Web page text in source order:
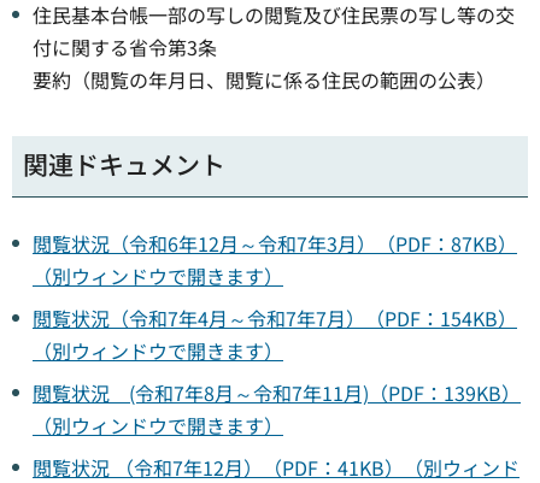
住民基本台帳一部の写しの閲覧及び住民票の写し等の交
付に関する省令第3条
要約（閲覧の年月日、閲覧に係る住民の範囲の公表）
関連ドキュメント
閲覧状況（令和6年12月～令和7年3月）（PDF：87KB）
（別ウィンドウで開きます）
閲覧状況（令和7年4月～令和7年7月）（PDF：154KB）
（別ウィンドウで開きます）
閲覧状況 (令和7年8月～令和7年11月)（PDF：139KB）
（別ウィンドウで開きます）
閲覧状況 （令和7年12月）（PDF：41KB）（別ウィンド